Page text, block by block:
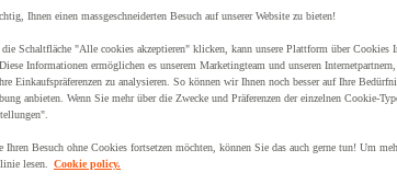
Ihnen einen massgeschneiderten Besuch auf unserer Website zu bieten!
die Schaltfläche "Alle cookies akzeptieren" klicken, kann unsere Plattform über
Informationen ermöglichen es unserem Marketingteam und unseren
Einkaufspräferenzen zu analysieren. So können wir Ihnen noch besser auf Ihre
anbieten. Wenn Sie mehr über die Zwecke und Präferenzen der einzelnen Cookie-
Ihren Besuch ohne Cookies fortsetzen möchten, können Sie das auch gerne tun! Um
lesen.
Cookie policy.